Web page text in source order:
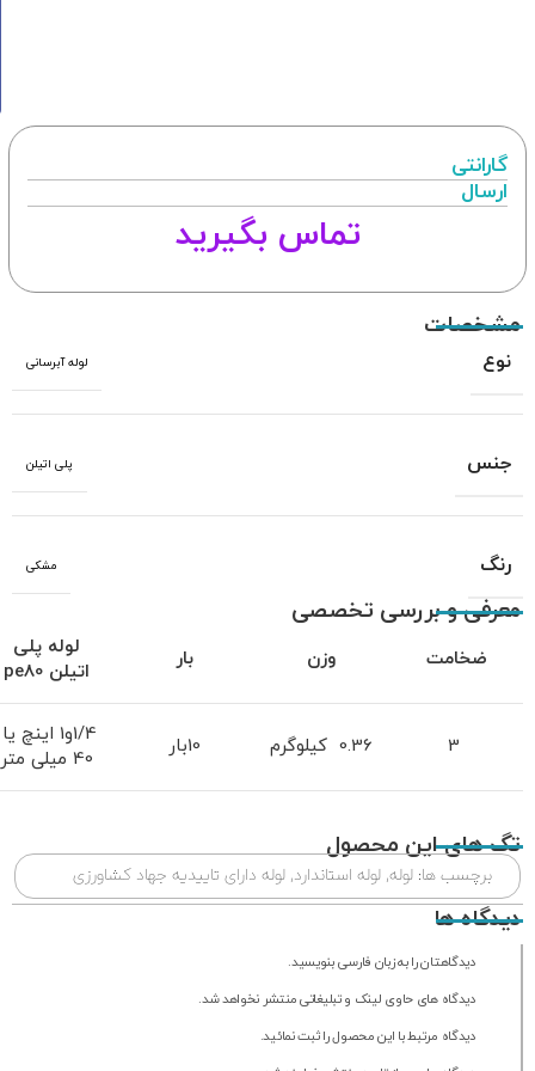
گارانتی
ارسال
تماس بگیرید
مشخصات
نوع لوله آبرسانی
جنس پلی اتیلن
رنگ مشکی
معرفی و بررسی تخصصی
ضخامت وزن بار
لوله پلی
اتیلن pe80
0.36 کیلوگرم 10بار
1/4و1 اینچ
40 میلی متر
تگ های این محصول
برچسب ها: لوله, لوله استاندارد, لوله دارای تاییدیه جهاد کشاورزی
دیدگاه ها
دیدگاهتان را به زبان فارسی بنویسید.
دیدگاه های حاوی لینک و تبلیغاتی منتشر نخواهد شد.
دیدگاه مرتبط با این محصول را ثبت نمائید.